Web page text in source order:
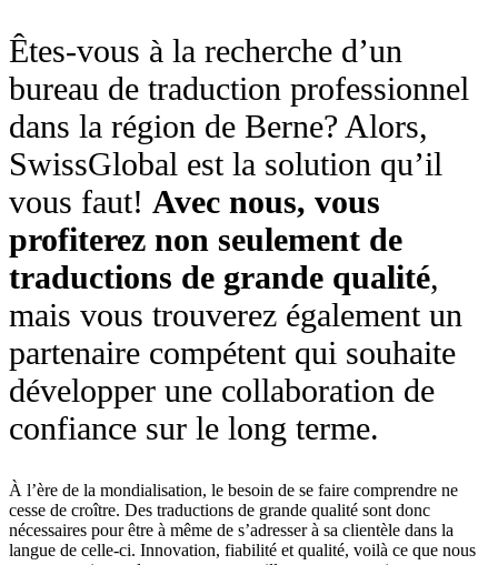
Êtes-vous à la recherche d’un
bureau de traduction professionnel
dans la région de Berne? Alors,
SwissGlobal est la solution qu’il
vous faut! Avec nous, vous
profiterez non seulement de
traductions de grande qualité,
mais vous trouverez également un
partenaire compétent qui souhaite
développer une collaboration de
confiance sur le long terme.
À l’ère de la mondialisation, le besoin de se faire comprendre ne
cesse de croître. Des traductions de grande qualité sont donc
nécessaires pour être à même de s’adresser à sa clientèle dans la
langue de celle-ci. Innovation, fiabilité et qualité, voilà ce que nous